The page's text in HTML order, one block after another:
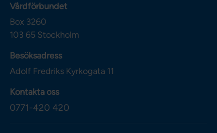
Vårdförbundet
Box 3260
103 65 Stockholm
Besöksadress
Adolf Fredriks Kyrkogata 11
Kontakta oss
0771-420 420